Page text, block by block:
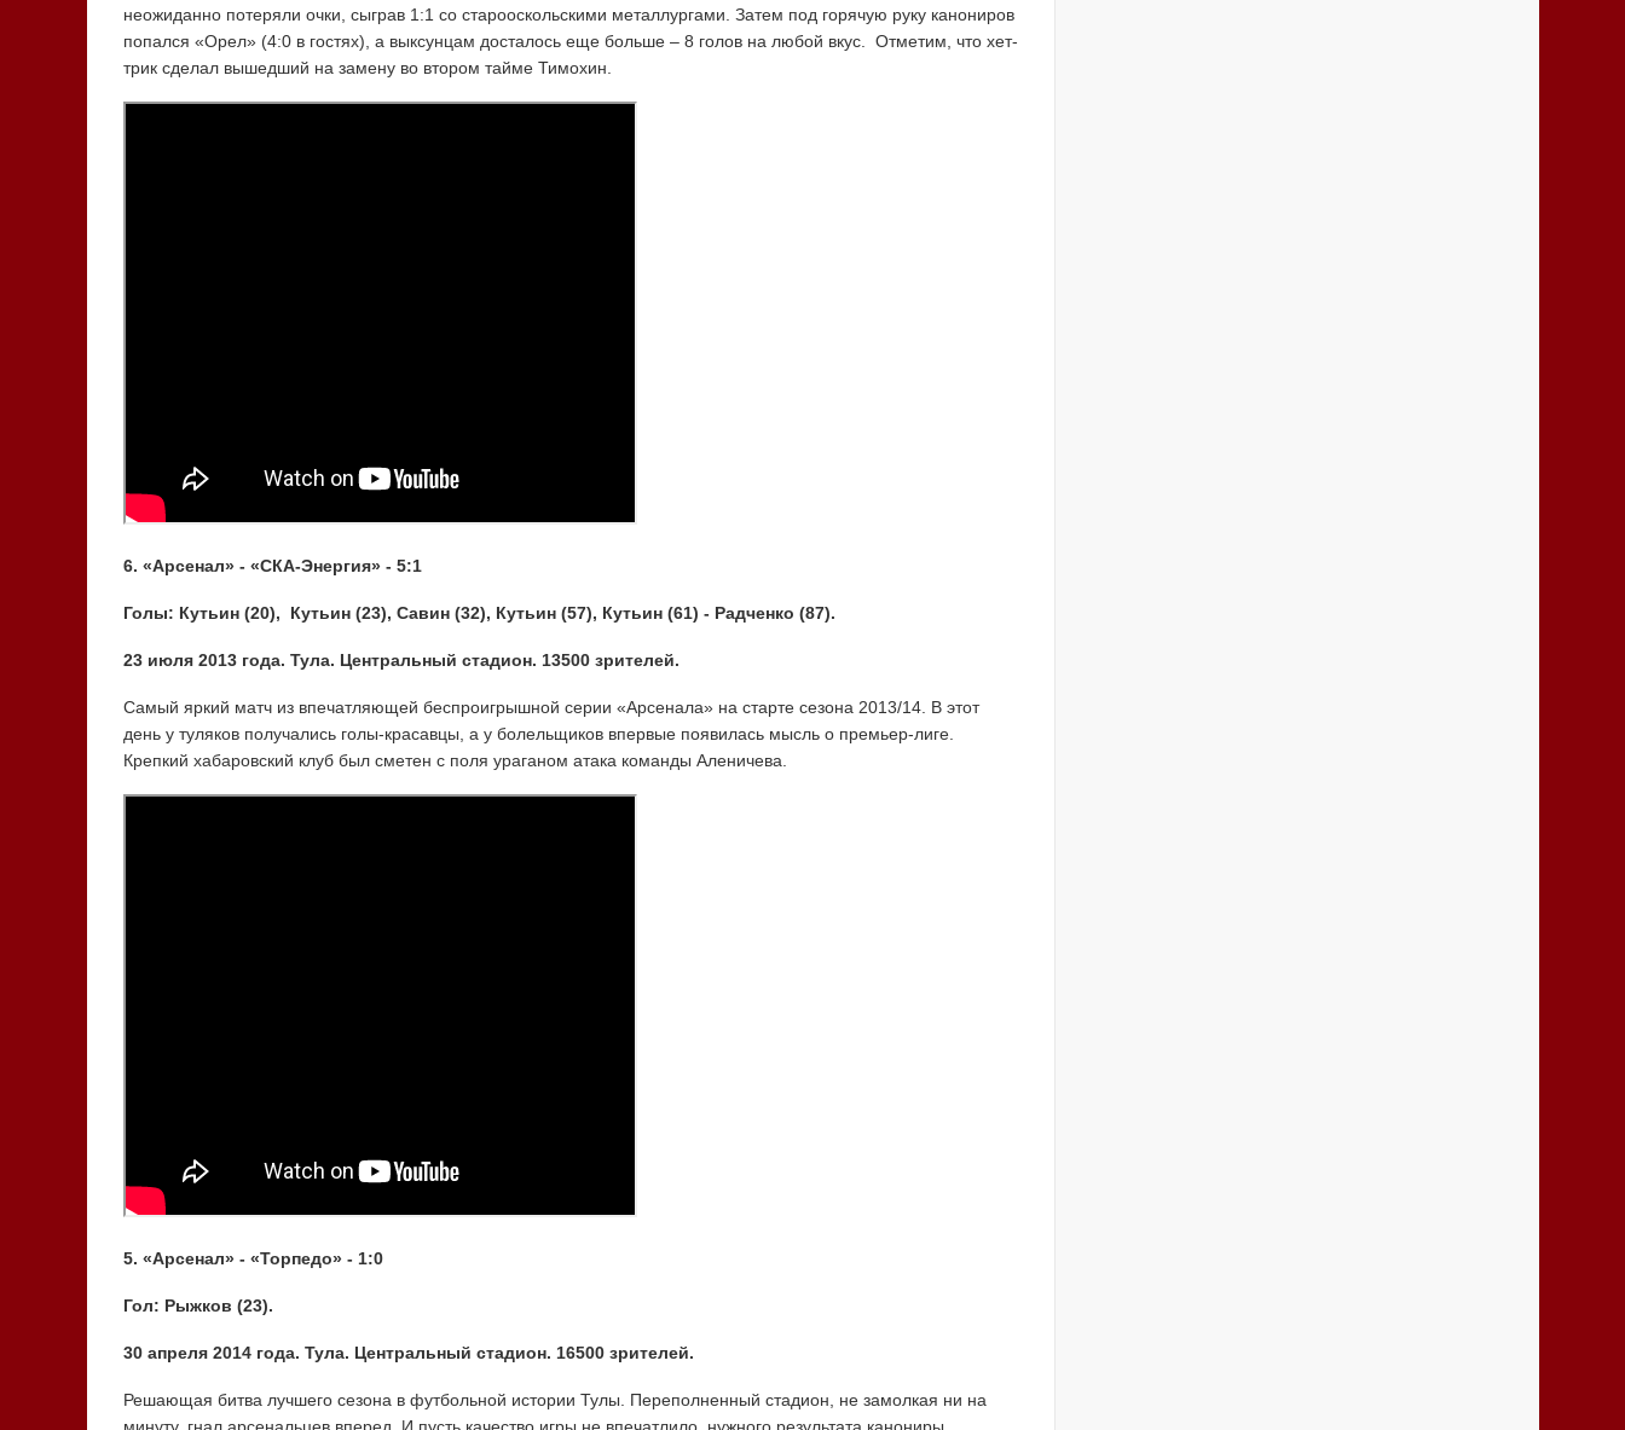
неожиданно потеряли очки, сыграв 1:1 со старооскольскими металлургами. Затем под горячую руку канониров
попался «Орел» (4:0 в гостях), а выксунцам досталось еще больше – 8 голов на любой вкус. Отметим, что хет-
трик сделал вышедший на замену во втором тайме Тимохин.
6. «Арсенал» - «СКА-Энергия» - 5:1
Голы: Кутьин (20), Кутьин (23), Савин (32), Кутьин (57), Кутьин (61) - Радченко (87).
23 июля 2013 года. Тула. Центральный стадион. 13500 зрителей.
Самый яркий матч из впечатляющей беспроигрышной серии «Арсенала» на старте сезона 2013/14. В этот
день у туляков получались голы-красавцы, а у болельщиков впервые появилась мысль о премьер-лиге.
Крепкий хабаровский клуб был сметен с поля ураганом атака команды Аленичева.
5. «Арсенал» - «Торпедо» - 1:0
Гол: Рыжков (23).
30 апреля 2014 года. Тула. Центральный стадион. 16500 зрителей.
Решающая битва лучшего сезона в футбольной истории Тулы. Переполненный стадион, не замолкая ни на